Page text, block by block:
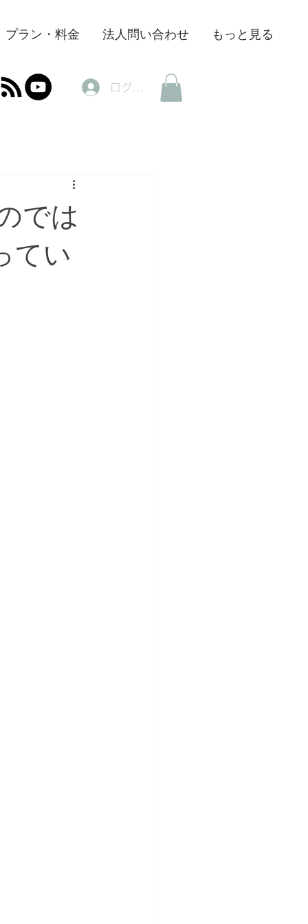
プラン・料金 法人問い合わせ もっと見る
ログイン
では
てい